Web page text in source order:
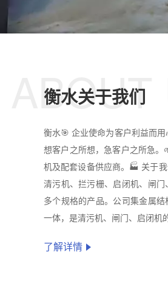
衡水关于我们
ABOUT
衡水🎯 企业使命为客户利益而
想客户之所想，急客户之所急
机及配套设备供应商。🏭 关于
清污机、拦污栅、启闭机、闸
多个规格的产品。公司集金属
一体，是清污机、闸门、启闭机
了解详情